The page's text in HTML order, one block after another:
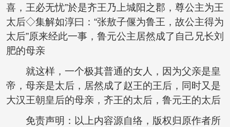
喜，王必无忧”於是齐王乃上城阳之郡，尊公主为王
太后◇集解如淳曰：“张敖子偃为鲁王，故公主得为
太后”原来经此一事，鲁元公主居然成了自己兄长刘
肥的母亲
就这样，一个极其普通的女人，因为父亲是皇
帝，母亲是太后，居然成了赵王的王后，同时又是
大汉王朝皇后的母亲，齐王的太后，鲁元王的太后
免责声明：以上内容源自络，版权归原作者所